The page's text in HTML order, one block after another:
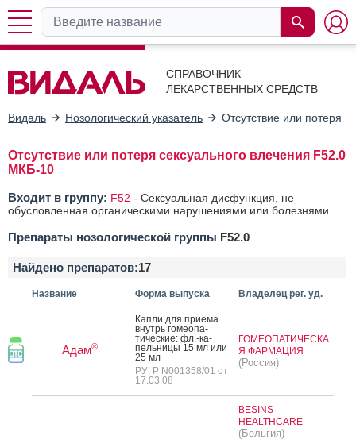
СПРАВОЧНИК
ЛЕКАРСТВЕННЫХ СРЕДСТВ
Видаль Нозологический указатель Отсутствие или потеря
Отсутствие или потеря сексуального влечения F52.0
МКБ-10
Входит в группу: F52 - Сексуальная дисфункция, не
обусловленная органическими нарушениями или болезнями
Препараты нозологической группы F52.0
Найдено препаратов:17
Название Форма выпуска Владелец рег. уд.
Адам®
Кап­ли для при­ема
внутрь го­ме­опа­
тичес­кие: фл.-ка­
пель­ни­цы 15 мл или
25 мл
РУ: Р N001358/01 от
17.03.08
ГОМЕОПАТИЧЕСКА
Я ФАРМАЦИЯ
(Россия)
BESINS
HEALTHCARE
(Бельгия)